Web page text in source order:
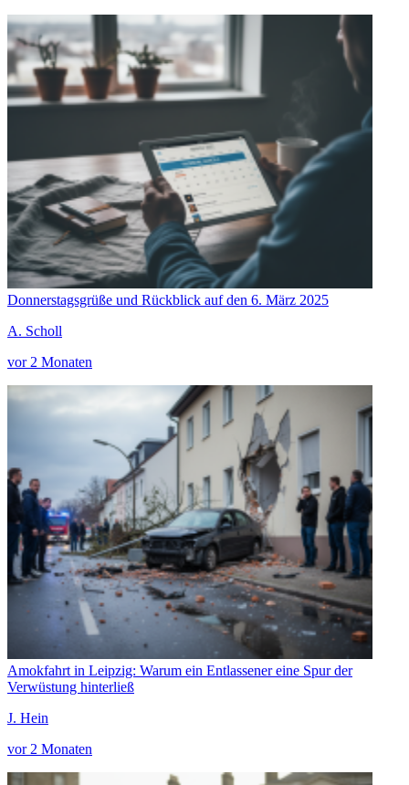
Donnerstagsgrüße und Rückblick auf den 6. März 2025
A. Scholl
vor 2 Monaten
Amokfahrt in Leipzig: Warum ein Entlassener eine Spur der
Verwüstung hinterließ
J. Hein
vor 2 Monaten